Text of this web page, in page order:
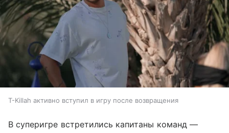
T-Killah активно вступил в игру после возвращения
В суперигре встретились капитаны команд —